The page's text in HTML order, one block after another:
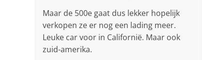
Maar de 500e gaat dus lekker hopelijk
verkopen ze er nog een lading meer.
Leuke car voor in Californië. Maar ook
zuid-amerika.